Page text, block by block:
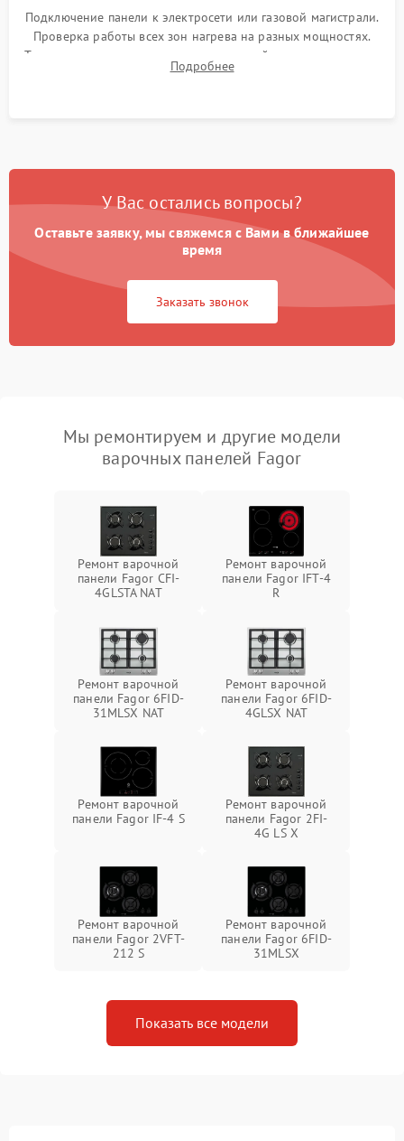
Подключение панели к электросети или газовой магистрали.
Проверка работы всех зон нагрева на разных мощностях.
Тестирование сенсорного управления, таймера, индикаторов
остаточного тепла и систем защиты от перегрева.
Подробнее
У Вас остались вопросы?
Оставьте заявку, мы свяжемся с Вами в ближайшее
время
Заказать звонок
Мы ремонтируем и другие модели
варочных панелей Fagor
Ремонт варочной
панели Fagor CFI-
4GLSTA NAT
Ремонт варочной
панели Fagor IFT-4
R
Ремонт варочной
панели Fagor 6FID-
31MLSX NAT
Ремонт варочной
панели Fagor 6FID-
4GLSX NAT
Ремонт варочной
панели Fagor IF-4 S
Ремонт варочной
панели Fagor 2FI-
4G LS X
Ремонт варочной
панели Fagor 2VFT-
212 S
Ремонт варочной
панели Fagor 6FID-
31MLSX
Показать все модели